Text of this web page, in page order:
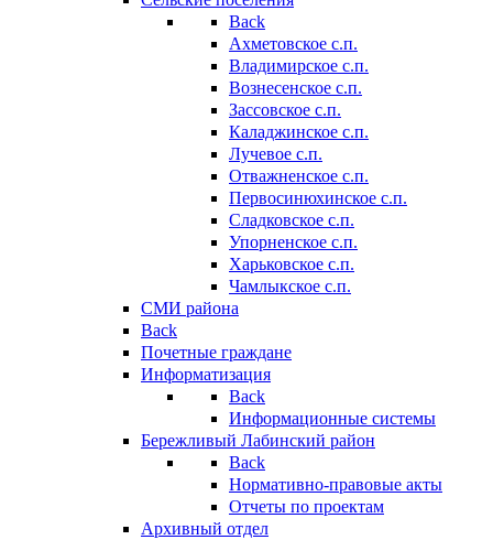
Back
Ахметовское с.п.
Владимирское с.п.
Вознесенское с.п.
Зассовское с.п.
Каладжинское с.п.
Лучевое с.п.
Отважненское с.п.
Первосинюхинское с.п.
Сладковское с.п.
Упорненское с.п.
Харьковское с.п.
Чамлыкское с.п.
СМИ района
Back
Почетные граждане
Информатизация
Back
Информационные системы
Бережливый Лабинский район
Back
Нормативно-правовые акты
Отчеты по проектам
Архивный отдел